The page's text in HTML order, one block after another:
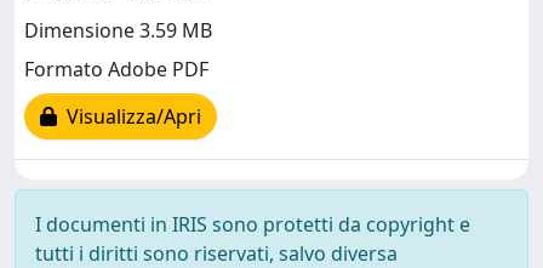
Dimensione 3.59 MB
Formato Adobe PDF
Visualizza/Apri
I documenti in IRIS sono protetti da copyright e
tutti i diritti sono riservati, salvo diversa